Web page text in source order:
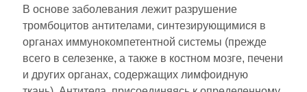
В основе заболевания лежит разрушение
тромбоцитов антителами, синтезирующимися в
органах иммунокомпетентной системы (прежде
всего в селезенке, а также в костном мозге, печени
и других органах, содержащих лимфоидную